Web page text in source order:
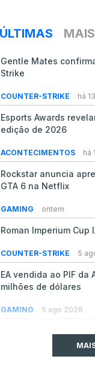
ÚLTIMAS
Gentle Mates
Strike
COUNTER-STRIKE há
Esports Awards
edição de 2026
ACONTECIMENTOS há
Rockstar anuncia
GTA 6 na Netflix
GAMING ontem
Roman Imperium Cup
COUNTER-STRIKE 5
EA vendida ao PIF da
milhões de dólares
GAMING 5 ago 2026